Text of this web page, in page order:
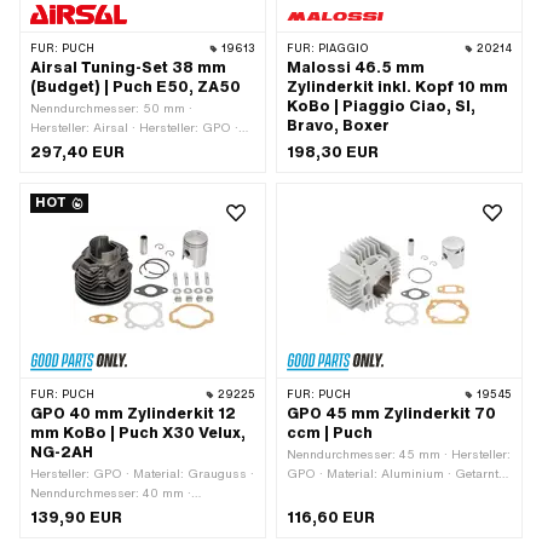
FÜR: PUCH 19613
Airsal Tuning-Set 38 mm
(Budget) | Puch E50, ZA50
Nenndurchmesser: 50 mm ·
Hersteller: Airsal · Hersteller: GPO ·
Hersteller: NGK · Material: Aluminium
· Hubraum: 50 ccm · Ø Kolbenbolzen
Getarnt: Nein · Anwendungsbereich:
297,40 EUR
FÜR: PIAGGIO 20214
Malossi 46.5 mm
Zylinderkit inkl. Kopf 10 mm
KoBo | Piaggio Ciao, SI,
Bravo, Boxer
198,30 EUR
HOT
FÜR: PUCH 29225
GPO 40 mm Zylinderkit 12
mm KoBo | Puch X30 Velux,
NG-2AH
Hersteller: GPO · Material: Grauguss ·
Nenndurchmesser: 40 mm ·
Oberfläche: sandgestrahlt · Hubraum:
55 ccm · Kurbelwellenhub: 43 mm ·
139,90 EUR
FÜR: PUCH 19545
GPO 45 mm Zylinderkit 70
ccm | Puch
Nenndurchmesser: 45 mm · Hersteller:
GPO · Material: Aluminium · Getarnt:
Kurbelwellenhub: 43 mm · Hubraum:
70 ccm · Ø Zylinderhals: 47.8 mm · Ø
116,60 EUR